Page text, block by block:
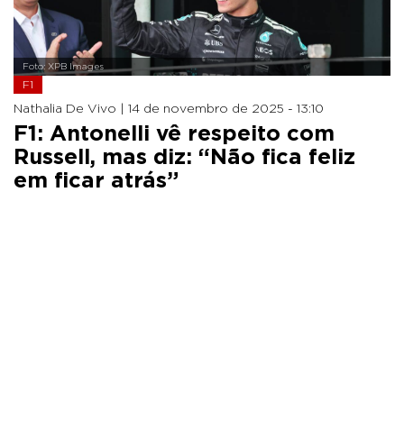
Foto: XPB Images
F1
Nathalia De Vivo | 14 de novembro de 2025 - 13:10
F1: Antonelli vê respeito com
Russell, mas diz: “Não fica feliz
em ficar atrás”